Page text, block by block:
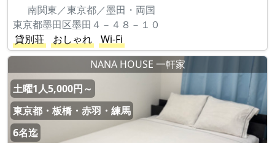
南関東／東京都／墨田・両国
東京都墨田区墨田４－４８－１０
貸別荘
おしゃれ
Wi-Fi
NANA HOUSE 一軒家
土曜1人5,000円～
東京都・板橋・赤羽・練馬
6名迄